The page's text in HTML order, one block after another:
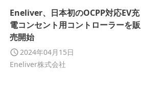
Eneliver、日本初のOCPP対応EV充
電コンセント用コントローラーを販
売開始
2024年04月15日
Eneliver株式会社